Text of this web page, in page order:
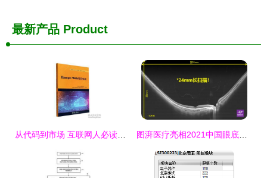
最新产品 Product